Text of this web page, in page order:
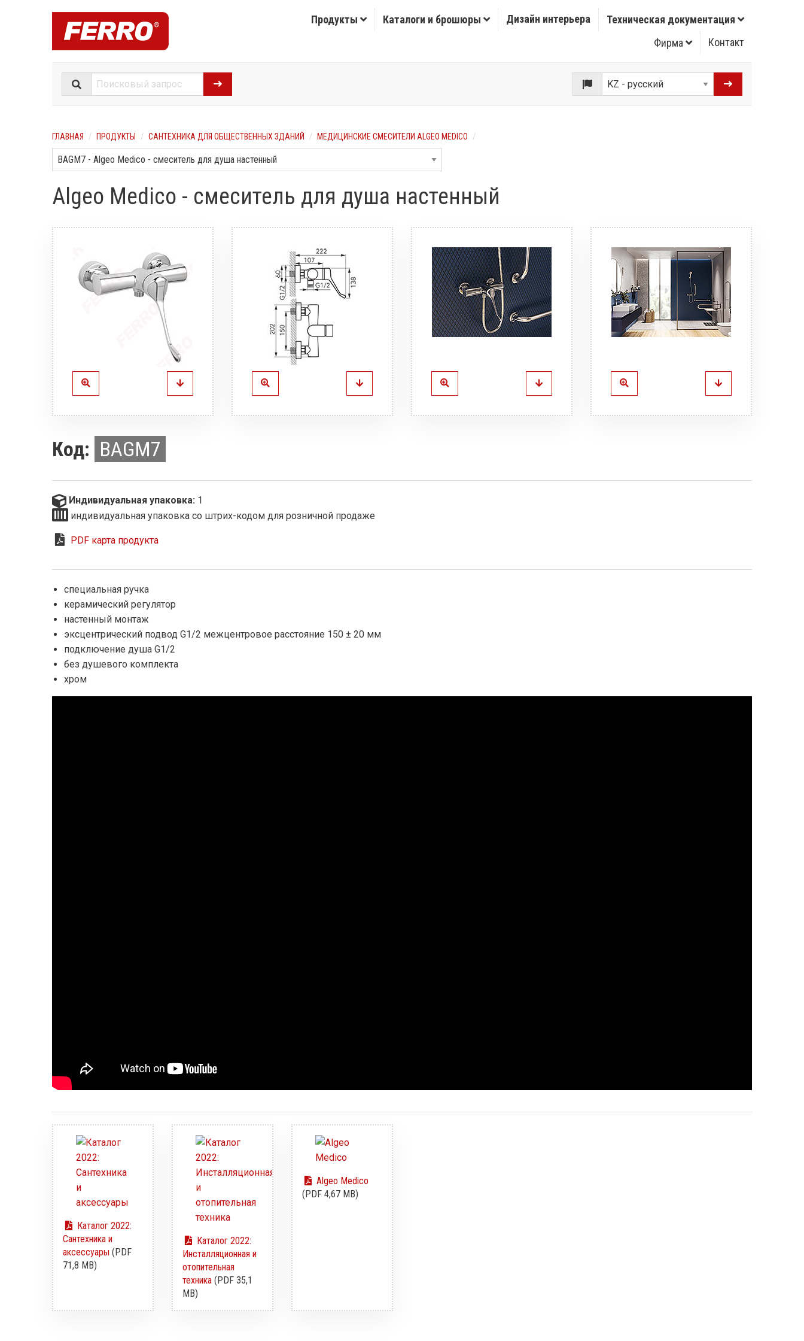
Продукты Каталоги и брошюры Дизайн интерьера
Техническая документация
Фирма
Контакт
ГЛАВНАЯ ПРОДУКТЫ САНТЕХНИКА ДЛЯ ОБЩЕСТВЕННЫХ ЗДАНИЙ МЕДИЦИНСКИЕ СМЕСИТЕЛИ ALGEO MEDICO
Algeo Medico - смеситель для душа настенный
Код: BAGM7
Индивидуальная упаковка: 1
индивидуальная упаковка со штрих-кодом для розничной продаже
PDF карта продукта
специальная ручка
керамический регулятор
настенный монтаж
эксцентрический подвод G1/2 межцентровое расстояние 150 ± 20 мм
подключение душа G1/2
без душевого комплекта
хром
Каталог 2022:
Сантехника и
аксессуары (PDF
71,8 MB)
Каталог 2022:
Инсталляционная и
отопительная
техника (PDF 35,1
MB)
Algeo Medico
(PDF 4,67 MB)